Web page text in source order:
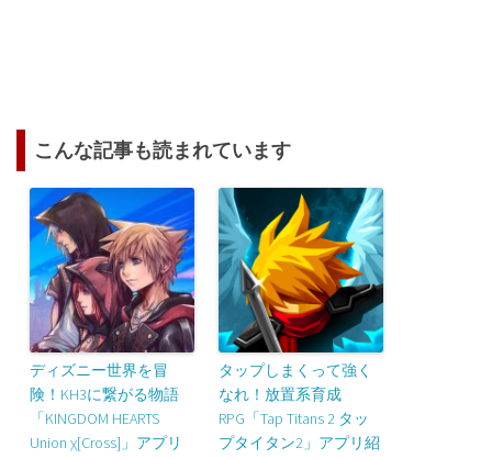
こんな記事も読まれています
ディズニー世界を冒
険！KH3に繋がる物語
「KINGDOM HEARTS
Union χ[Cross]」アプリ
タップしまくって強く
なれ！放置系育成
RPG「Tap Titans 2 タッ
プタイタン2」アプリ紹